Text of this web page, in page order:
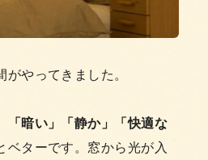
やってきました。
「暗い」「静か」「快適な
ベターです。窓から光が入